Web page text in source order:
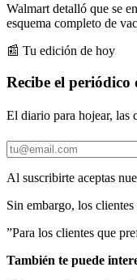
Walmart detalló que se
esquema completo de
📰 Tu edición de hoy
Recibe el periódico
El diario para hojear, las
Al suscribirte aceptas
Sin embargo, los
”Para los clientes que
También te puede